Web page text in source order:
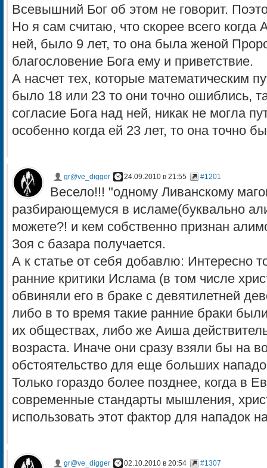
Всевышний Бог об этом не говорит.
Но я сам считаю, что скорее всего когда
ней, было 9 лет, то она была женой
благословение Бога ему и приветствие.
А насчет тех, которые математическим
было 18 или 23 то они точно ошиблись,
согласие Бога над ней, никак не могла
особенно когда ей 23 лет, то она точно
gr@ve_digger 24.09.2010 в 21:55 #1201
Весело!!! "одному Ливанскому
разбирающемуся в исламе(буквально
можете?! и кем собственно признан
Зоя с базара получается.
А к статье от себя добавлю: Интересно
ранние критики Ислама (в том числе
обвиняли его в браке с девятилетней
либо в то время такие ранние браки
их обществах, либо же Аиша
возраста. Иначе они сразу взяли бы на
обстоятельство для еще больших
Только гораздо более позднее, когда в
современные стандарты мышления,
использовать этот фактор для нападок
gr@ve_digger 02.10.2010 в 20:54 #1307